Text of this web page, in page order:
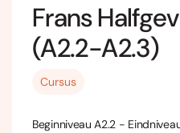
Frans
(A2.2-A2.3)
Cursus
Beginniveau A2.2 -